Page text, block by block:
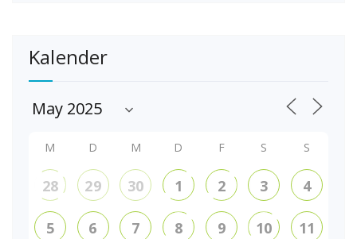
Kalender
M D M D F S S
28 29 30 1 2 3 4
5 6 7 8 9 10 11